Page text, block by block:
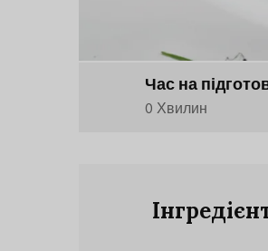
Час на
0 Хвилин